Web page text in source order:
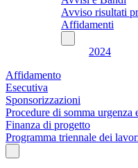
Avviso risultati
Affidamenti
2024
Affidamento
Esecutiva
Sponsorizzazioni
Procedure di somma urgenza
Finanza di progetto
Programma triennale dei